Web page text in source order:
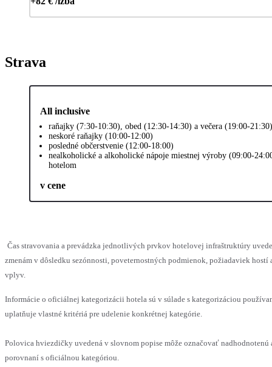
Strava
All inclusive
raňajky (7:30-10:30), obed (12:30-14:30) a večera (19:00-
neskoré raňajky (10:00-12:00)
posledné občerstvenie (12:00-18:00)
nealkoholické a alkoholické nápoje miestnej výroby (09:00-
hotelom
v cene
Čas stravovania a prevádzka jednotlivých prvkov hotelovej infraštruktúry
zmenám v dôsledku sezónnosti, poveternostných podmienok, požiadaviek
vplyv.
Informácie o oficiálnej kategorizácii hotela sú v súlade s kategorizáciou
uplatňuje vlastné kritériá pre udelenie konkrétnej kategórie.
Polovica hviezdičky uvedená v slovnom popise môže označovať
porovnaní s oficiálnou kategóriou.